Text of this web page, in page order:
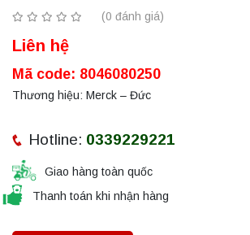
(0 đánh giá)
Liên hệ
Mã code: 8046080250
Thương hiệu: Merck – Đức
Hotline: 0339229221
Giao hàng toàn quốc
Thanh toán khi nhận hàng